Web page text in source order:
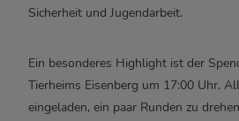
Sicherheit und Jugendarbeit.
Ein besonderes Highlight ist der
Tierheims Eisenberg um 17:00 Uhr.
eingeladen, ein paar Runden zu